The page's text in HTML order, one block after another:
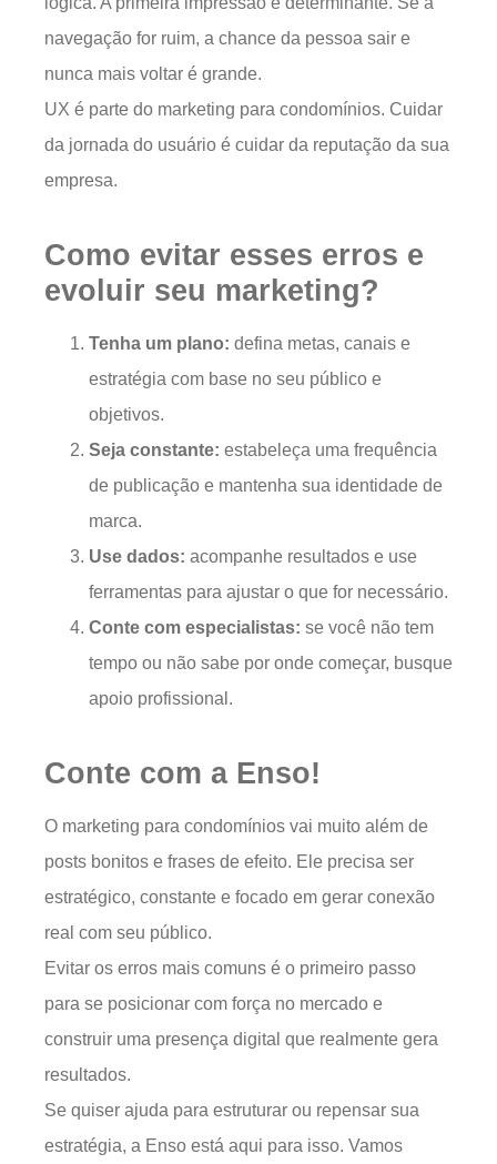
navegação for ruim, a chance da pessoa sair e
nunca mais voltar é grande.
UX é parte do marketing para condomínios. Cuidar
da jornada do usuário é cuidar da reputação da sua
empresa.
Como evitar esses erros e
evoluir seu marketing?
Tenha um plano: defina metas, canais e
estratégia com base no seu público e
objetivos.
Seja constante: estabeleça uma frequência
de publicação e mantenha sua identidade de
marca.
Use dados: acompanhe resultados e use
ferramentas para ajustar o que for necessário.
Conte com especialistas: se você não tem
tempo ou não sabe por onde começar, busque
apoio profissional.
Conte com a Enso!
O marketing para condomínios vai muito além de
posts bonitos e frases de efeito. Ele precisa ser
estratégico, constante e focado em gerar conexão
real com seu público.
Evitar os erros mais comuns é o primeiro passo
para se posicionar com força no mercado e
construir uma presença digital que realmente gera
resultados.
Se quiser ajuda para estruturar ou repensar sua
estratégia, a Enso está aqui para isso. Vamos